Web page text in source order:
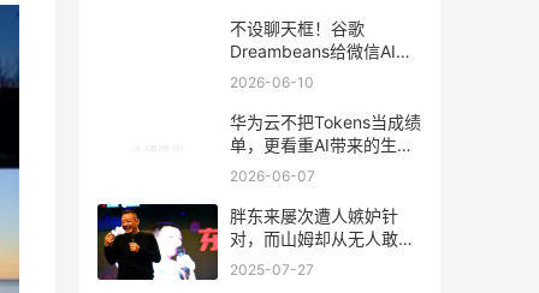
不设聊天框！谷歌
Dreambeans给微信AI上
了一课
2026-06-10
华为云不把Tokens当成绩
单，更看重AI带来的生产
力提升
2026-06-07
胖东来屡次遭人嫉妒针
对，而山姆却从无人敢
动？真应了那句话
2025-07-27